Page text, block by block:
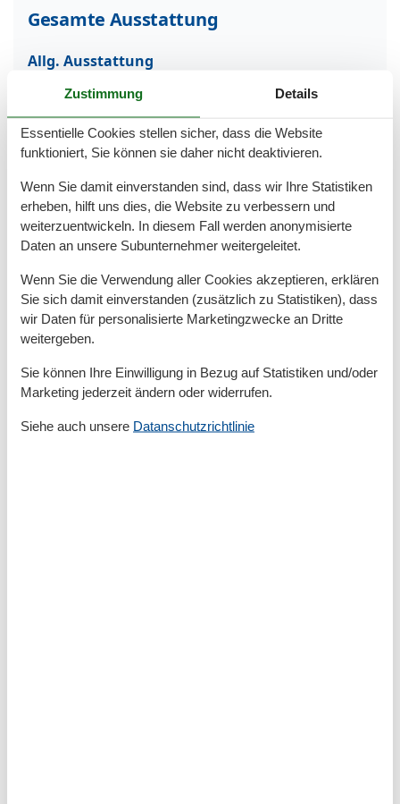
Gesamte Ausstattung
Allg. Ausstattung
Allgemein
Bügeleisen
Allgemeine Ausstattung
Parkplatz (kostenlos)
Allgemeines zur Wohnung
Fahrradabstellplatz zur Mitbenutzung
Familienfreundlich
Gastgeber wohnen im Haus
Nichtraucherwohnung
Seniorengerechte Unterkunft
Separater Eingang
Waschmaschine zur Mitbenutzung
WLAN kostenfrei
Zustimmung Details
Essentielle Cookies stellen sicher, dass die Website
funktioniert, Sie können sie daher nicht deaktivieren.
Wenn Sie damit einverstanden sind, dass wir Ihre Statistiken
erheben, hilft uns dies, die Website zu verbessern und
weiterzuentwickeln. In diesem Fall werden anonymisierte
Daten an unsere Subunternehmer weitergeleitet.
Wenn Sie die Verwendung aller Cookies akzeptieren, erklären
Sie sich damit einverstanden (zusätzlich zu Statistiken), dass
wir Daten für personalisierte Marketingzwecke an Dritte
weitergeben.
Sie können Ihre Einwilligung in Bezug auf Statistiken und/oder
Marketing jederzeit ändern oder widerrufen.
Siehe auch unsere Datanschutzrichtlinie